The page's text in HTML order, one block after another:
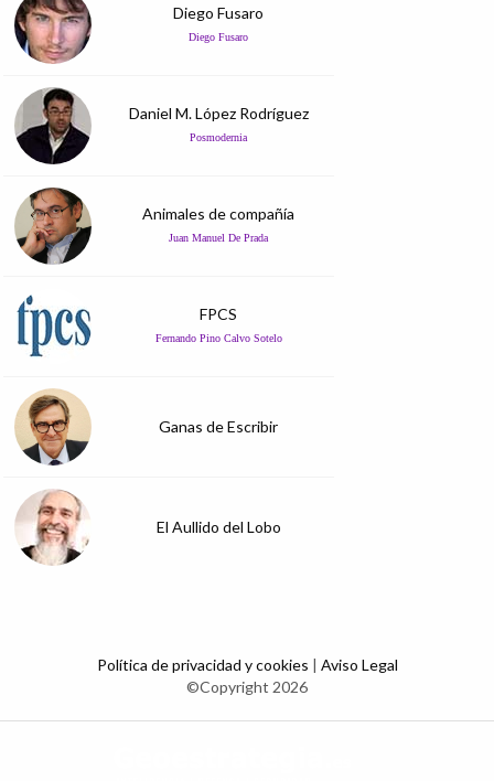
Diego Fusaro
Diego Fusaro
Daniel M. López Rodríguez
Posmodernia
Animales de compañía
Juan Manuel De Prada
FPCS
Fernando Pino Calvo Sotelo
Ganas de Escribir
El Aullido del Lobo
Política de privacidad y cookies | Aviso Legal
©Copyright 2026